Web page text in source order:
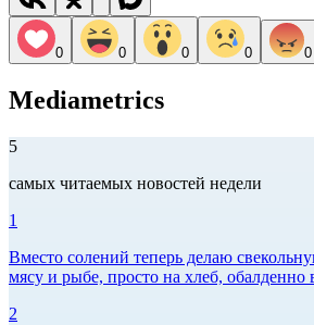
0 0 0 0 0
Mediametrics
5
самых читаемых новостей недели
1
Вместо солений теперь делаю
мясу и рыбе, просто на хлеб, обалденно
2